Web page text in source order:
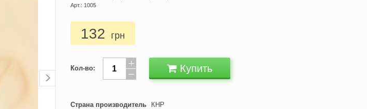
Арт.: 1005
132 грн
Кол-во: Купить
Страна производитель
КНР